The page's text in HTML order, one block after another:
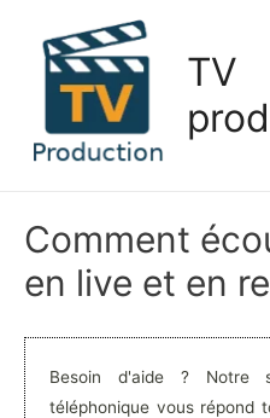
contenu
TV
Comment
en live et en
Besoin d'aide ? Notre
téléphonique vous répond